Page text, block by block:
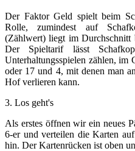
Der Faktor Geld spielt beim
Rolle, zumindest auf
(Zählwert) liegt im
Der Spieltarif lässt
Unterhaltungsspielen zählen, im
oder 17 und 4, mit denen man
Hof verlieren kann.
3. Los geht's
Als erstes öffnen wir ein neues
6-er und verteilen die Karten
hin. Der Kartenrücken ist oben